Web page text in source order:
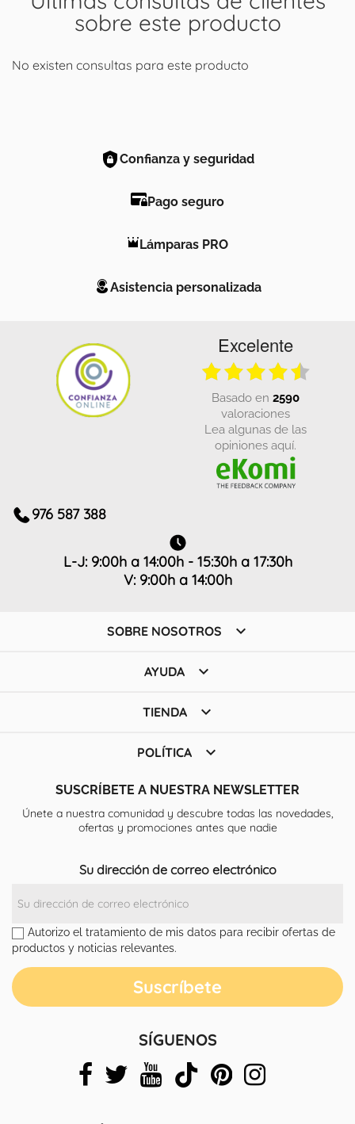
sobre este producto
No existen consultas para este producto
Confianza y seguridad
Pago seguro
Lámparas PRO
Asistencia personalizada
Excelente
basado en 2590
valoraciones
Lea algunas de las
opiniones aquí.
976 587 388
L-J: 9:00h a 14:00h - 15:30h a 17:30h
V: 9:00h a 14:00h
SOBRE NOSOTROS 
AYUDA 
TIENDA 
POLÍTICA 
SUSCRÍBETE A NUESTRA NEWSLETTER
Únete a nuestra comunidad y descubre todas las novedades,
ofertas y promociones antes que nadie
Su dirección de correo electrónico
Autorizo el tratamiento de mis datos para recibir ofertas de
productos y noticias relevantes.
SÍGUENOS